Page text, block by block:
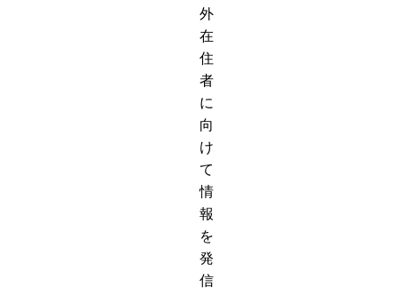
外
在
住
者
に
向
け
て
情
報
を
発
信